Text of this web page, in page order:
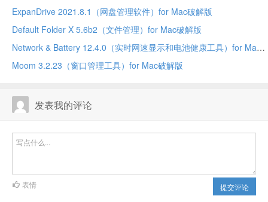
ExpanDrive 2021.8.1（网盘管理软件）for Mac破解版
Default Folder X 5.6b2（文件管理）for Mac破解版
Network & Battery 12.4.0（实时网速显示和电池健康工具）for Mac中文破解版
Moom 3.2.23（窗口管理工具）for Mac破解版
发表我的评论
提交评论
表情